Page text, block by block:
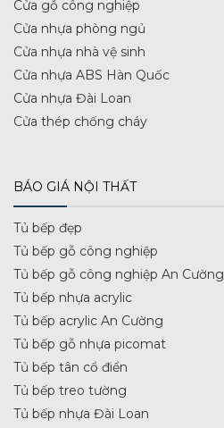
Cửa gỗ công nghiệp
Cửa nhựa phòng ngủ
Cửa nhựa nhà vệ sinh
Cửa nhựa ABS Hàn Quốc
Cửa nhựa Đài Loan
Cửa thép chống cháy
BÁO GIÁ NỘI THẤT
Tủ bếp đẹp
Tủ bếp gỗ công nghiệp
Tủ bếp gỗ công nghiệp An Cường
Tủ bếp nhựa acrylic
Tủ bếp acrylic An Cường
Tủ bếp gỗ nhựa picomat
Tủ bếp tân cổ điển
Tủ bếp treo tường
Tủ bếp nhựa Đài Loan